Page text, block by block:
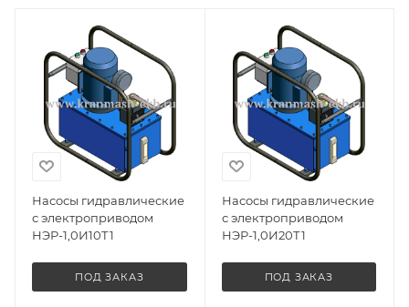
Насосы гидравлические
с электроприводом
НЭР-1,0И10Т1
ПОД ЗАКАЗ
Насосы гидравлические
с электроприводом
НЭР-1,0И20Т1
ПОД ЗАКАЗ